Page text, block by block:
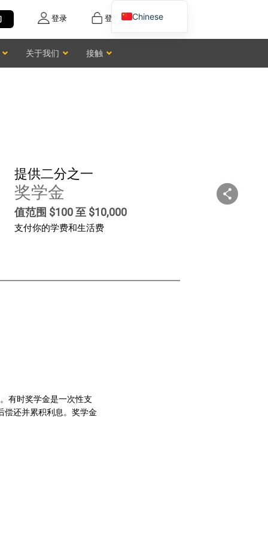
登记
登录
关于我们 接触
提供二分之一
奖学金
值范围 $100 至 $10,000
支付你的学费和生活费
有时奖学金是一次性支
偿还并累积利息。奖学金
Chinese